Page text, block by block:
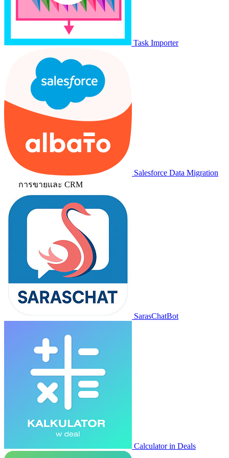
Task Importer
Salesforce Data Migration
การขายและ CRM
SarasChatBot
Calculator in Deals